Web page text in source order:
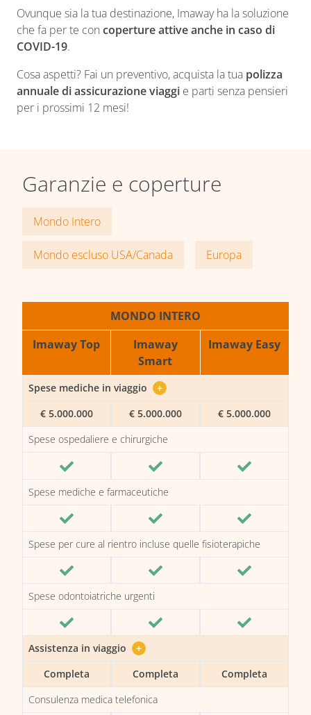
Ovunque sia la tua destinazione, Imaway ha la soluzione
che fa per te con coperture attive anche in caso di
COVID-19.
Cosa aspetti? Fai un preventivo, acquista la tua polizza
annuale di assicurazione viaggi e parti senza pensieri
per i prossimi 12 mesi!
Garanzie e coperture
Mondo Intero
Mondo escluso USA/Canada Europa
MONDO INTERO
Imaway Top
Imaway
Smart
Imaway Easy
Spese mediche in viaggio
+
€ 5.000.000
€ 5.000.000
€ 5.000.000
Spese ospedaliere e chirurgiche
Spese mediche e farmaceutiche
Spese per cure al rientro incluse quelle fisioterapiche
Spese odontoiatriche urgenti
Assistenza in viaggio
+
Completa
Completa
Completa
Consulenza medica telefonica